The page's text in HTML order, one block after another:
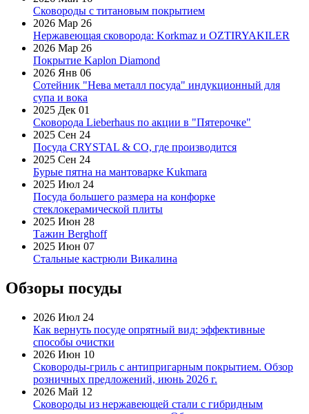
Сковороды с титановым покрытием
2026 Мар 26
Нержавеющая сковорода: Korkmaz и OZTIRYAKILER
2026 Мар 26
Покрытие Kaplon Diamond
2026 Янв 06
Сотейник "Нева металл посуда" индукционный для
супа и вока
2025 Дек 01
Сковорода Lieberhaus по акции в "Пятерочке"
2025 Сен 24
Посуда CRYSTAL & CO, где производится
2025 Сен 24
Бурые пятна на мантоварке Kukmara
2025 Июл 24
Посуда большего размера на конфорке
стеклокерамической плиты
2025 Июн 28
Тажин Berghoff
2025 Июн 07
Стальные кастрюли Викалина
Обзоры посуды
2026 Июл 24
Как вернуть посуде опрятный вид: эффективные
способы очистки
2026 Июн 10
Сковороды-гриль с антипригарным покрытием. Обзор
розничных предложений, июнь 2026 г.
2026 Май 12
Сковороды из нержавеющей стали с гибридным